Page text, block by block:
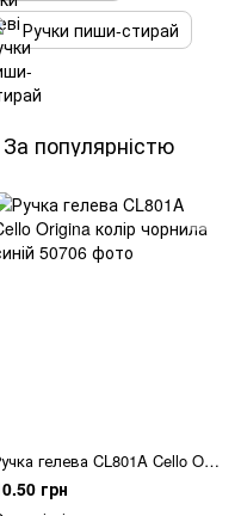
Ручки пиши-стирай
За популярністю
Ручка гелева CL801A Cello Origina колір чорнила синій
грн